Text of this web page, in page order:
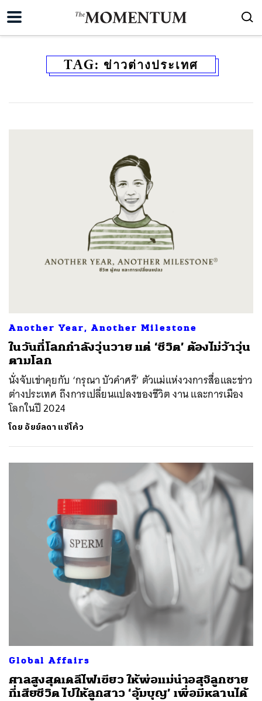
TAG: ข่าวต่างประเทศ
Another Year, Another Milestone
ในวันที่โลกกำลังวุ่นวาย แต่ ‘ชีวิต’ ต้องไม่ว้าวุ่น
ตามโลก
นั่งจับเข่าคุยกับ ‘กรุณา บัวคำศรี’ ตัวแม่แห่งวงการสื่อและข่าว
ต่างประเทศ ถึงการเปลี่ยนแปลงของชีวิต งาน และการเมือง
โลกในปี 2024
โดย อัยย์ลดา แซ่โค้ว
Global Affairs
ศาลสูงสุดเดลีไฟเขียว ให้พ่อแม่นำอสุจิลูกชาย
ที่เสียชีวิต ไปให้ลูกสาว ‘อุ้มบุญ’ เพื่อมีหลานได้